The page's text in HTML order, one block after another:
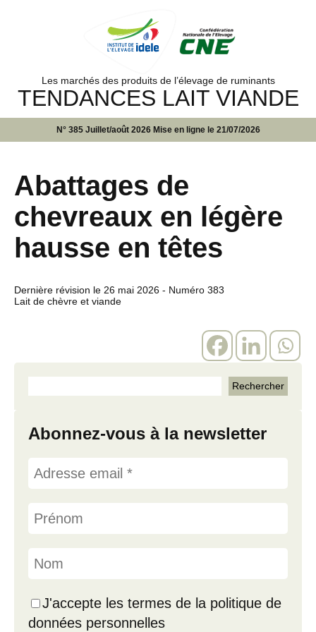
Les marchés des produits de l’élevage de ruminants
TENDANCES LAIT VIANDE
N° 385 Juillet/août 2026 Mise en ligne le 21/07/2026
Abattages de
chevreaux en légère
hausse en têtes
Dernière révision le 26 mai 2026 - Numéro 383
Lait de chèvre et viande
Abonnez-vous à la newsletter
J'accepte les termes de la politique de
données personnelles